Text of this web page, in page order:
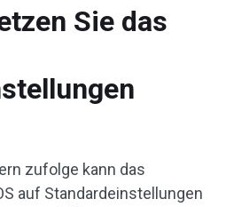
Sie das
zufolge kann das
auf Standardeinstellungen